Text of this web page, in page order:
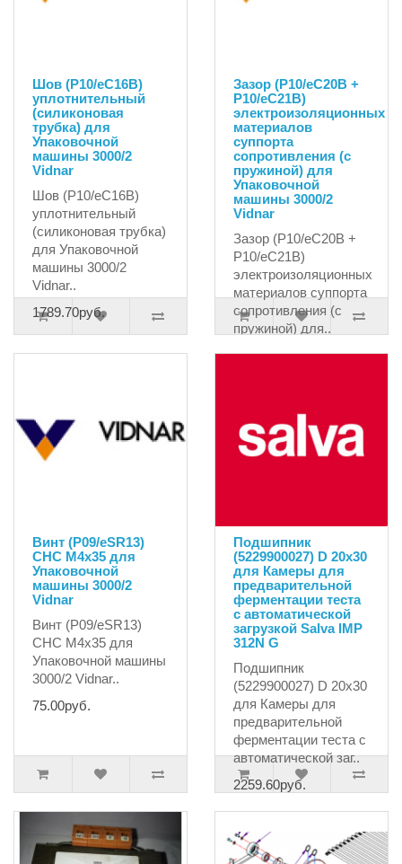
Шов (P10/eC16B)
уплотнительный
(силиконовая
трубка) для
Упаковочной
машины 3000/2
Vidnar
Шов (P10/eC16B)
уплотнительный
(силиконовая трубка)
для Упаковочной
машины 3000/2
Vidnar..
1789.70руб.
Зазор (P10/eC20B +
P10/eC21B)
электроизоляционных
материалов
cуппорта
сопротивления (с
пружиной) для
Упаковочной
машины 3000/2
Vidnar
Зазор (P10/eC20B +
P10/eC21B)
электроизоляционных
материалов cуппорта
сопротивления (с
пружиной) для..
12700.00руб.
Винт (P09/eSR13)
CHC M4x35 для
Упаковочной
машины 3000/2
Vidnar
Винт (P09/eSR13)
CHC M4x35 для
Упаковочной машины
3000/2 Vidnar..
75.00руб.
Подшипник
(5229900027) D 20x30
для Камеры для
предварительной
ферментации теста
с автоматической
загрузкой Salva IMP
312N G
Подшипник
(5229900027) D 20x30
для Камеры для
предварительной
ферментации теста с
автоматической заг..
2259.60руб.